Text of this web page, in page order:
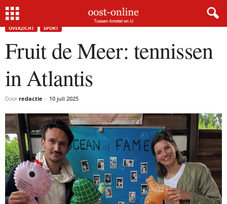
Home Fruit de Meer: tennissen in Atlantis
OVERZICHT SPORT
Fruit de Meer: tennissen
in Atlantis
Door redactie - 10 juli 2025